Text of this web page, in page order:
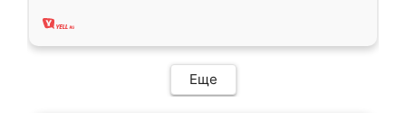
два года, нареканий нет.
Еще